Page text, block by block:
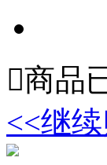
商品
<<继